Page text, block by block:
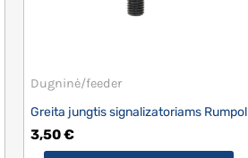
Dugninė/feeder
Greita jungtis signalizatoriams Rumpol
3,50€